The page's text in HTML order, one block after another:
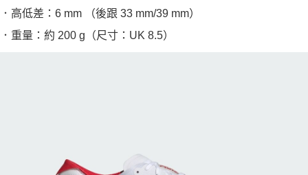
．高低差：6 mm （後跟 33 mm/39 mm）
．重量：約 200 g（尺寸：UK 8.5）